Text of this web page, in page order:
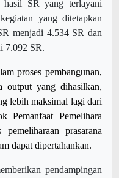
hasil SR yang terlayani
yang ditetapkan
menjadi 4.534 SR dan
7.092 SR.
proses pembangunan,
output yang dihasilkan,
lebih maksimal lagi dari
Pemanfaat Pemelihara
prasarana
dapat dipertahankan.
pendampingan